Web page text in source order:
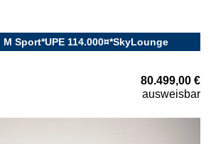
M Sport*UPE 114.000¤*SkyLounge
80.499,00 €
ausweisbar